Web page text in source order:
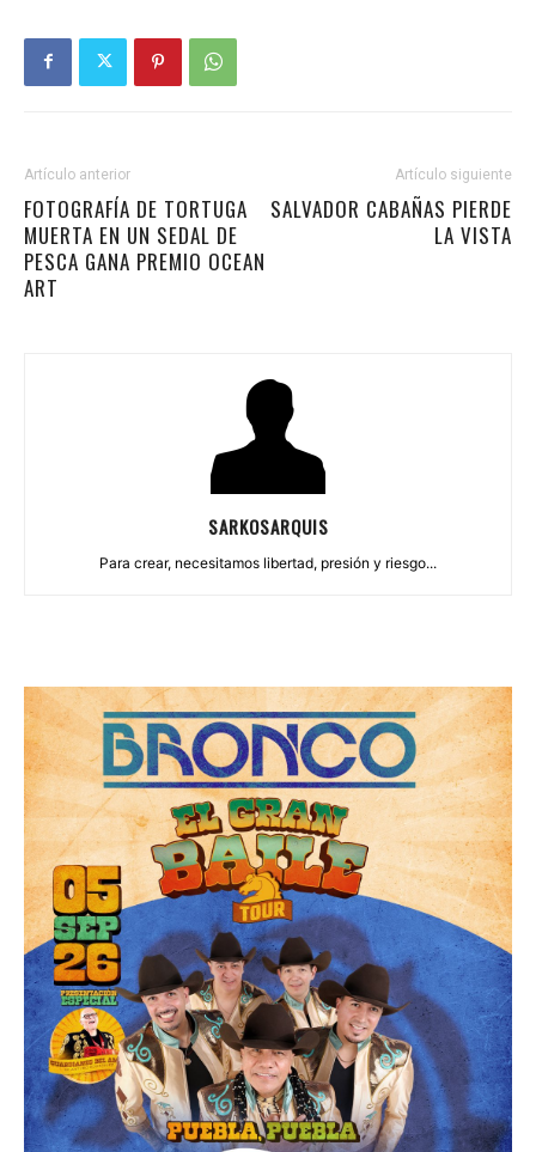
Artículo anterior
FOTOGRAFÍA DE TORTUGA
MUERTA EN UN SEDAL DE
PESCA GANA PREMIO OCEAN
ART
Artículo siguiente
SALVADOR CABAÑAS PIERDE
LA VISTA
SARKOSARQUIS
Para crear, necesitamos libertad, presión y riesgo...